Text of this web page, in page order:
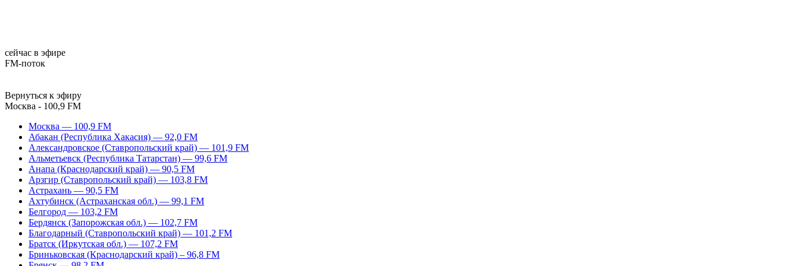
сейчас в эфире
FM-поток
Вернуться к эфиру
Москва - 100,9 FM
Москва — 100,9 FM
Абакан (Республика Хакасия) — 92,0 FM
Александровское (Ставропольский край) — 101,9 FM
Альметьевск (Республика Татарстан) — 99,6 FM
Анапа (Краснодарский край) — 90,5 FM
Арзгир (Ставропольский край) — 103,8 FM
Астрахань — 90,5 FM
Ахтубинск (Астраханская обл.) — 99,1 FM
Белгород — 103,2 FM
Бердянск (Запорожская обл.) — 102,7 FM
Благодарный (Ставропольский край) — 101,2 FM
Братск (Иркутская обл.) — 107,2 FM
Бриньковская (Краснодарский край) – 96,8 FM